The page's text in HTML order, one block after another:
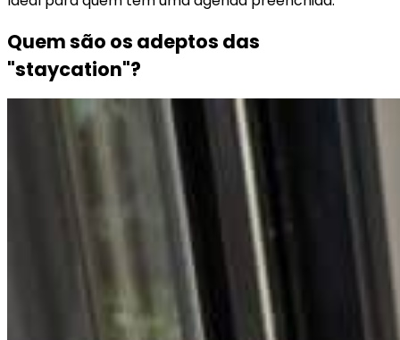
Quem são os adeptos das
"staycation"?